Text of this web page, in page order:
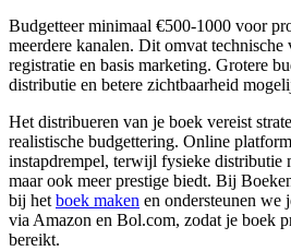
Budgetteer minimaal €500-1000 voor
meerdere kanalen. Dit omvat
registratie en basis marketing. Grotere
distributie en betere zichtbaarheid
Het distribueren van je boek vereist
realistische budgettering. Online
instapdrempel, terwijl fysieke distributie
maar ook meer prestige biedt. Bij
bij het boek maken en ondersteunen we
via Amazon en Bol.com, zodat je boek
bereikt.